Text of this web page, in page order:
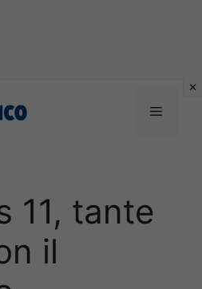
Menu
11, tante
il